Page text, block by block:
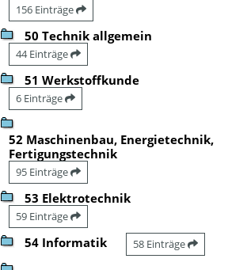
156 Einträge
50 Technik allgemein
44 Einträge
51 Werkstoffkunde
6 Einträge
52 Maschinenbau, Energietechnik,
Fertigungstechnik
95 Einträge
53 Elektrotechnik
59 Einträge
54 Informatik 58 Einträge